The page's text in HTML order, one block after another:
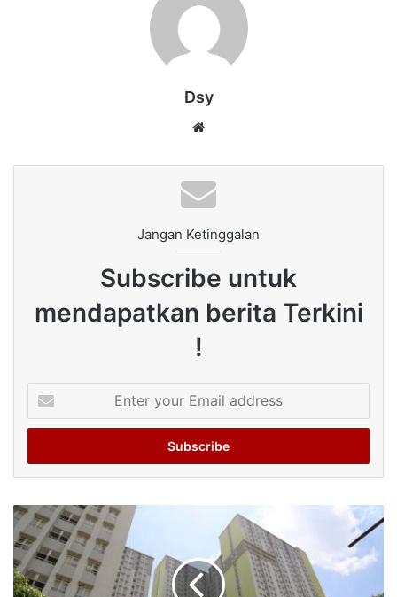
Dsy
Jangan Ketinggalan
Subscribe untuk
mendapatkan berita Terkini
!
your
Email